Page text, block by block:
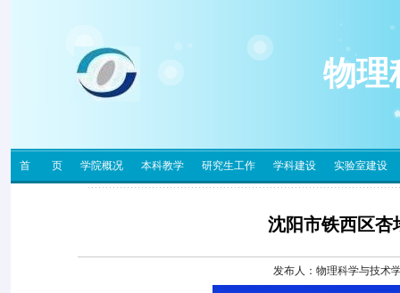
物理
首 页 学院概况 本科教学 研究生工作 学科建设 实验室建设
沈阳市铁西区杏
发布人：物理科学与技术